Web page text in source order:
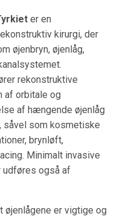
er en
kirurgi, der
øjenbryn, øjenlåg,
rekonstruktive
af orbitale og
af hængende øjenlåg
såvel som kosmetiske
brynløft,
Minimalt invasive
også af
øjenlågene er vigtige og